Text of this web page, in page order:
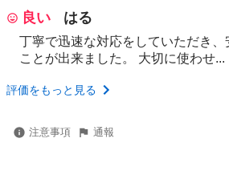
良い
はる
丁寧で迅速な対応をしていただき、
ことが出来ました。 大切に使わせ...
評価をもっと見る
注意事項 通報